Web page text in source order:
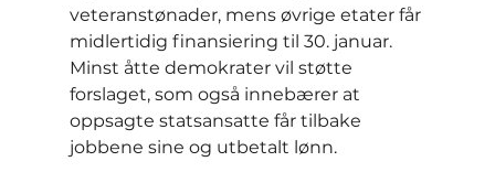
veteranstønader, mens øvrige etater får
midlertidig finansiering til 30. januar.
Minst åtte demokrater vil støtte
forslaget, som også innebærer at
oppsagte statsansatte får tilbake
jobbene sine og utbetalt lønn.